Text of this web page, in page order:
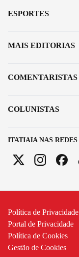
ITATIAIA NAS REDES
ESPORTES
MAIS EDITORIAS
COMENTARISTAS
COLUNISTAS
Política de Privacidade
Portal de Privacidade
Política de Cookies
Gestão de Cookies